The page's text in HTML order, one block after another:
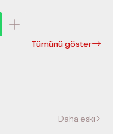
Tümünü göster
Daha eski